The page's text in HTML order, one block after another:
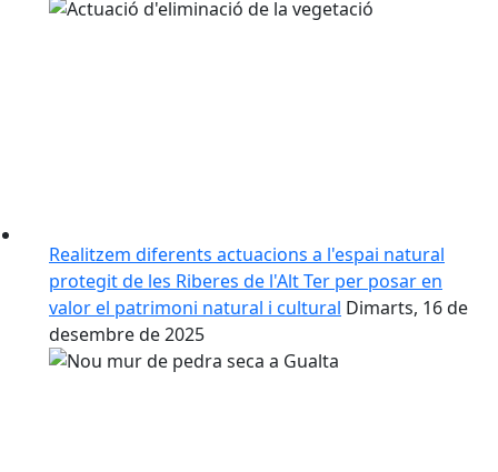
Realitzem diferents actuacions a l'espai natural
protegit de les Riberes de l'Alt Ter per posar en
valor el patrimoni natural i cultural Dimarts, 16 de
desembre de 2025